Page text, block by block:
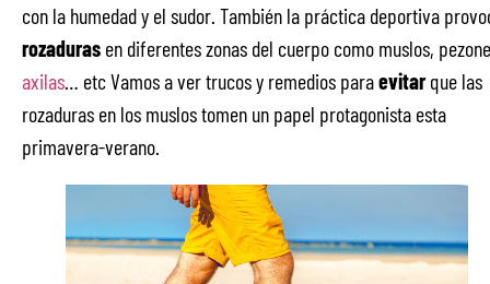
con la humedad y el sudor. También la práctica deportiva
rozaduras en diferentes zonas del cuerpo como muslos,
axilas … etc Vamos a ver trucos y remedios paraevitarque las
rozaduras en los muslos tomen un papel protagonista esta
primavera-verano.